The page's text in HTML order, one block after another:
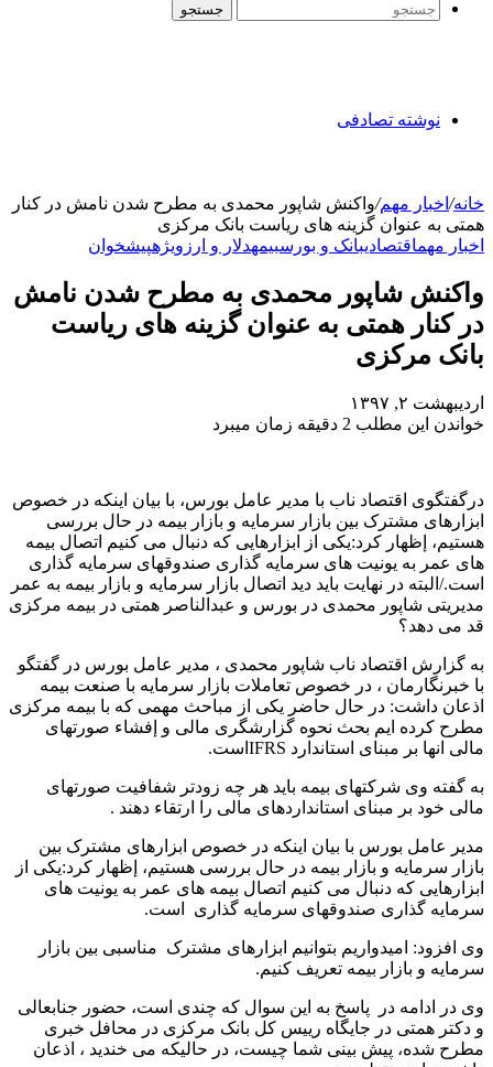
جستجو
نوشته تصادفی
خانه/ اخبار مهم/واکنش شاپور محمدی به مطرح شدن نامش در کنار
همتی به عنوان گزینه های ریاست بانک مرکزی
اخبار مهماقتصادیبانک و بورسبیمهدلار و ارز ویژهپیشخوان
واکنش شاپور محمدی به مطرح شدن نامش
در کنار همتی به عنوان گزینه های ریاست
بانک مرکزی
اردیبهشت ۲, ۱۳۹۷
خواندن این مطلب 2 دقیقه زمان میبرد
درگفتگوی اقتصاد ناب با مدیر عامل بورس، با بیان اینکه در خصوص
ابزارهای مشترک بین بازار سرمایه و بازار بیمه در حال بررسی
هستیم، إظهار کرد:یکی از ابزارهایی که دنبال می کنیم اتصال بیمه
های عمر به یونیت های سرمایه گذاری صندوقهای سرمایه گذاری
است./البته در نهایت باید دید اتصال بازار سرمایه و بازار بیمه به عمر
مدیریتی شاپور محمدی در بورس و عبدالناصر همتی در بیمه مرکزی
قد می دهد؟
به گزارش اقتصاد ناب شاپور محمدی ، مدیر عامل بورس در گفتگو
با خبرنگارمان ، در خصوص تعاملات بازار سرمایه با صنعت بیمه
اذعان داشت: در حال حاضر یکی از مباحث مهمی که با بیمه مرکزی
مطرح کرده ایم بحث نحوه گزارشگری مالی و إفشاء صورتهای
مالی انها بر مبنای استاندارد IFRSاست.
به گفته وی شرکتهای بیمه باید هر چه زودتر شفافیت صورتهای
مالی خود بر مبنای استانداردهای مالی را ارتقاء دهند .
مدیر عامل بورس با بیان اینکه در خصوص ابزارهای مشترک بین
بازار سرمایه و بازار بیمه در حال بررسی هستیم، إظهار کرد:یکی از
ابزارهایی که دنبال می کنیم اتصال بیمه های عمر به یونیت های
سرمایه گذاری صندوقهای سرمایه گذاری است.
وی افزود: امیدواریم بتوانیم ابزارهای مشترک مناسبی بین بازار
سرمایه و بازار بیمه تعریف کنیم.
وی در ادامه در پاسخ به این سوال که چندی است، حضور جنابعالی
و دکتر همتی در جایگاه رییس کل بانک مرکزی در محافل خبری
مطرح شده، پیش بینی شما چیست، در حالیکه می خندید ، اذعان